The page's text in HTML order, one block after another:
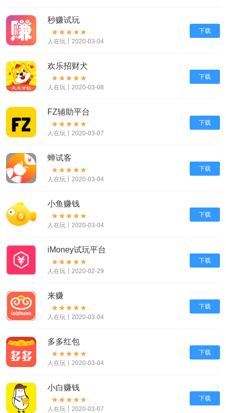
下载
秒赚试玩
人在玩丨2020-03-04
下载
欢乐招财犬
人在玩丨2020-03-08
下载
FZ辅助平台
人在玩丨2020-03-07
下载
蝉试客
人在玩丨2020-03-04
下载
小鱼赚钱
人在玩丨2020-03-04
下载
iMoney试玩平台
人在玩丨2020-02-29
下载
来赚
人在玩丨2020-03-04
下载
多多红包
人在玩丨2020-03-04
下载
小白赚钱
人在玩丨2020-03-07